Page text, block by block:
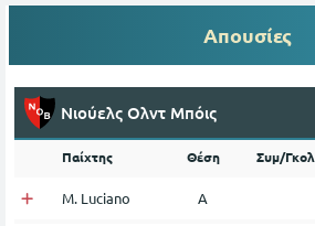
Απουσίες
Νιούελς Ολντ Μπόις
Παίχτης Θέση Συμ/Γκολ
M. Luciano Α